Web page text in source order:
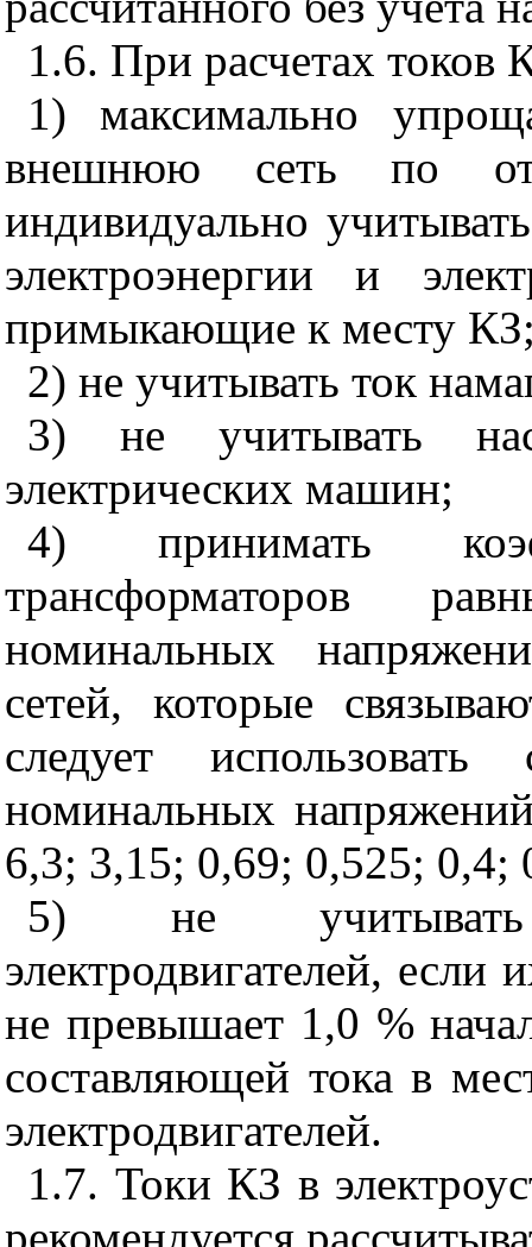
1.6. При расчетах токов
1) максимально
внешнюю сеть по
индивидуально
электроэнергии и
примыкающие к месту
2) не учитывать ток
3) не учитывать
электрических машин;
4) принимать
трансформаторов
номинальных
сетей, которые
следует
номинальных
6,3; 3,15; 0,69; 0,525; 0,4;
5) не учитывать
электродвигателей,
не превышает 1,0 %
составляющей тока в
электродвигателей.
1.7. Токи КЗ в